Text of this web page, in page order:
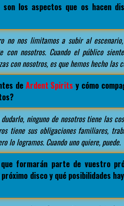
los aspectos que os hacen
no nos limitamos a subir al
nosotros. Cuando el público
con nosotros, es que hemos hecho las
de Ardent Spirits y cómo
ninguno de nosotros tiene las
tiene sus obligaciones familiares,
lo logramos. Cuando uno quiere, puede.
formarán parte de vuestro
disco y qué posibilidades